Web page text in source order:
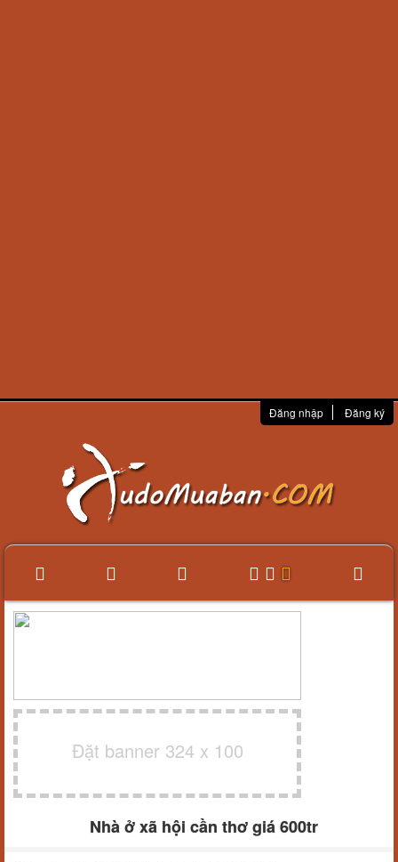
Đăng nhập Đăng ký
Đặt banner 324 x 100
Nhà ở xã hội cần thơ giá 600tr